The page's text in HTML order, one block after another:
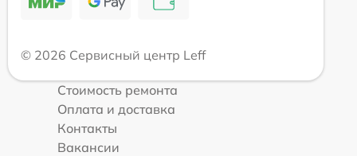
© 2026 Сервисный центр Leff
Стоимость ремонта
Оплата и доставка
Контакты
Вакансии